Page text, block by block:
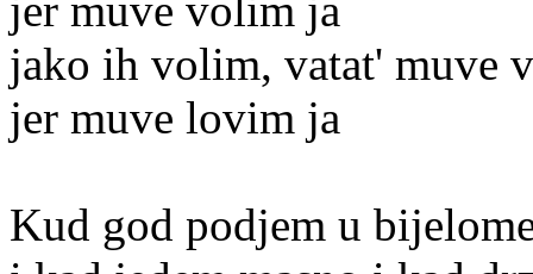
jako ih volim, vatat' muve
jer muve lovim ja
Kud god podjem u